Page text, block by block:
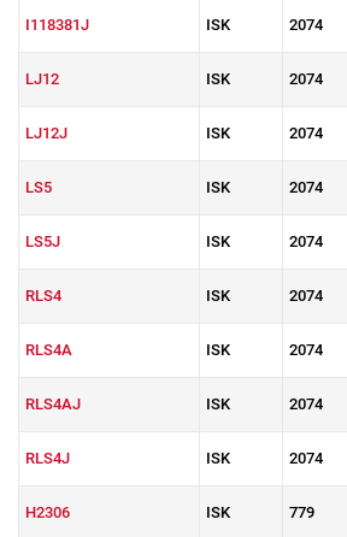
I118381J ISK 2074
LJ12 ISK 2074
LJ12J ISK 2074
LS5 ISK 2074
LS5J ISK 2074
RLS4 ISK 2074
RLS4A ISK 2074
RLS4AJ ISK 2074
RLS4J ISK 2074
H2306 ISK 779